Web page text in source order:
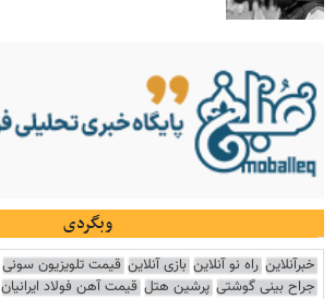
وبگردی
خبرآنلاین راه نو آنلاین بازی آنلاین قیمت تلویزیون سونی
جراح بینی گوشتی پرشین هتل قیمت آهن فولاد ایرانیان